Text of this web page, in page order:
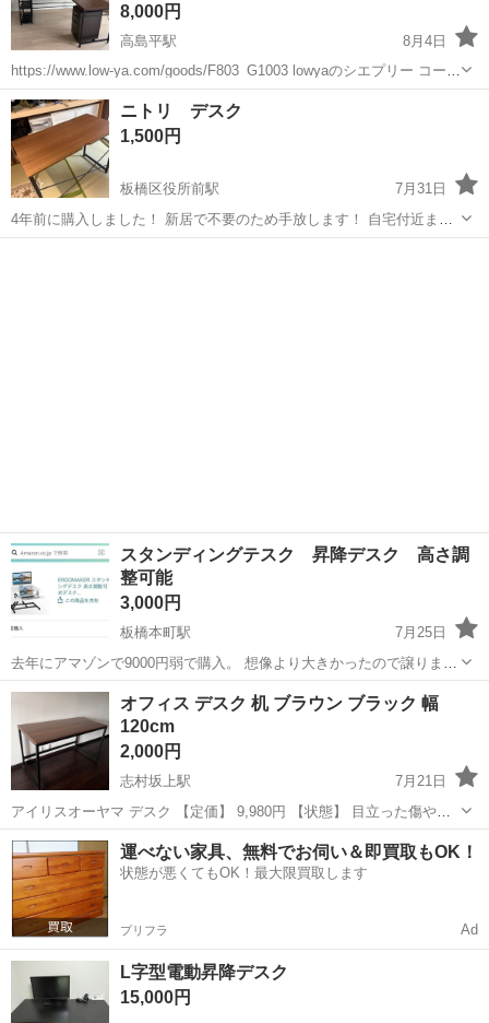
8,000円
高島平駅
8月4日
https://www.low-ya.com/goods/F803_G1003 lowyaのシエプリー コーナ
ーデスクです。 一般的な使用での小傷などはあると思いますが美品で
す。 除菌シートなどで清掃してお渡しします！ 新...
東京 板橋区 高島平駅 テーブル
ニトリ デスク
1,500円
板橋区役所前駅
7月31日
4年前に購入しました！ 新居で不要のため手放します！ 自宅付近まで
取りに来てくださる方優先です。 【デスク】幅95×奥行48×高さ72cm
スタンディングテスク 昇降デスク 高さ調
整可能
3,000円
板橋本町駅
7月25日
去年にアマゾンで9000円弱で購入。 想像より大きかったので譲りま
す。 購入してからずっと置きっぱなし。 あまり使ってなかったです。
取りに来ていただける方限定。
東京 板橋区 板橋本町駅 テーブル デスク
オフィス デスク 机 ブラウン ブラック 幅
120cm
2,000円
志村坂上駅
7月21日
アイリスオーヤマ デスク 【定価】 9,980円 【状態】 目立った傷や汚
れはなく、まだまだお使いいただけます。 組み立てられたままでのお
渡しとなります。 板橋区志村で直接引き取り可能な方限定です...
東京 板橋区 志村坂上駅 テーブル
運べない家具、無料でお伺い＆即買取もOK！
状態が悪くてもOK！最大限買取します
プリフラ Ad
L字型電動昇降デスク
15,000円